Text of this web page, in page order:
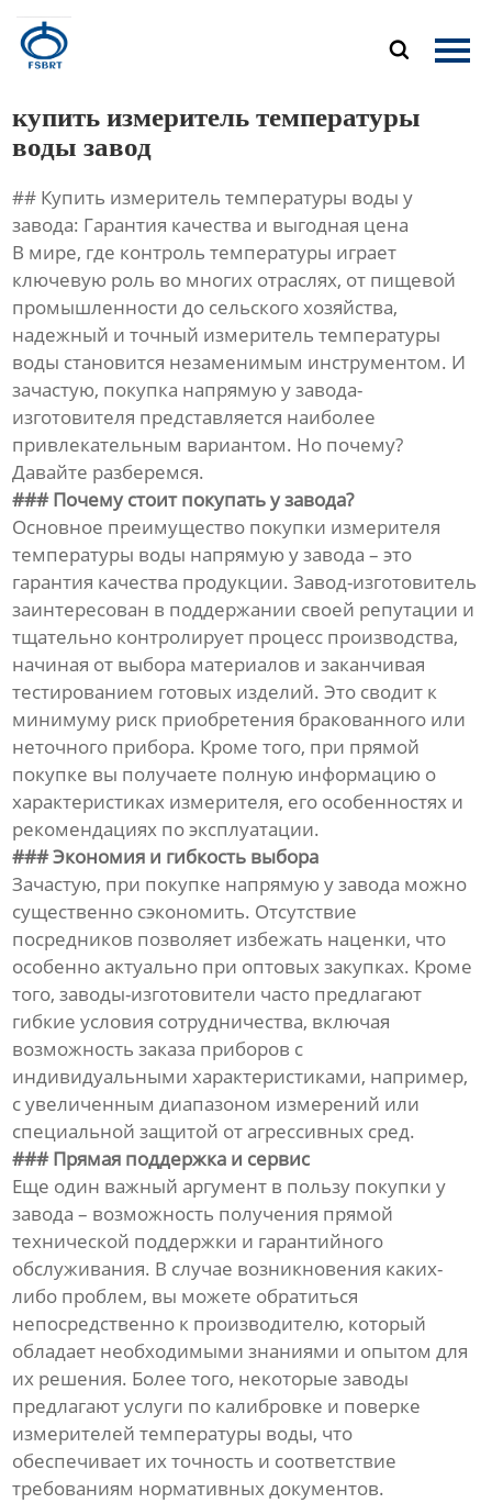

Главная
Новости
Контакты
купить измеритель температуры
воды завод
## Купить измеритель температуры воды у
завода: Гарантия качества и выгодная цена
В мире, где контроль температуры играет
ключевую роль во многих отраслях, от пищевой
промышленности до сельского хозяйства,
надежный и точный измеритель температуры
воды становится незаменимым инструментом. И
зачастую, покупка напрямую у завода-
изготовителя представляется наиболее
привлекательным вариантом. Но почему?
Давайте разберемся.
### Почему стоит покупать у завода?
Основное преимущество покупки измерителя
температуры воды напрямую у завода – это
гарантия качества продукции. Завод-изготовитель
заинтересован в поддержании своей репутации и
тщательно контролирует процесс производства,
начиная от выбора материалов и заканчивая
тестированием готовых изделий. Это сводит к
минимуму риск приобретения бракованного или
неточного прибора. Кроме того, при прямой
покупке вы получаете полную информацию о
характеристиках измерителя, его особенностях и
рекомендациях по эксплуатации.
### Экономия и гибкость выбора
Зачастую, при покупке напрямую у завода можно
существенно сэкономить. Отсутствие
посредников позволяет избежать наценки, что
особенно актуально при оптовых закупках. Кроме
того, заводы-изготовители часто предлагают
гибкие условия сотрудничества, включая
возможность заказа приборов с
индивидуальными характеристиками, например,
с увеличенным диапазоном измерений или
специальной защитой от агрессивных сред.
### Прямая поддержка и сервис
Еще один важный аргумент в пользу покупки у
завода – возможность получения прямой
технической поддержки и гарантийного
обслуживания. В случае возникновения каких-
либо проблем, вы можете обратиться
непосредственно к производителю, который
обладает необходимыми знаниями и опытом для
их решения. Более того, некоторые заводы
предлагают услуги по калибровке и поверке
измерителей температуры воды, что
обеспечивает их точность и соответствие
требованиям нормативных документов.